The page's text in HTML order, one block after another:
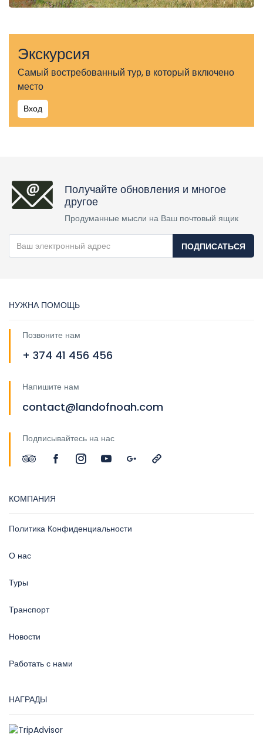
Экскурсия
Самый востребованный тур, в который включено
место
Вход
Получайте обновления и многое
другое
Продуманные мысли на Ваш почтовый ящик
ПОДПИСАТЬСЯ
НУЖНА ПОМОЩЬ
Позвоните нам
+ 374 41 456 456
Напишите нам
contact@landofnoah.com
Подписывайтесь на нас
КОМПАНИЯ
Политика Конфиденциальности
О нас
Туры
Транспорт
Новости
Работать с нами
НАГРАДЫ